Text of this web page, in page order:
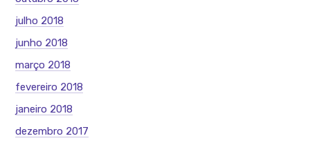
julho 2018
junho 2018
março 2018
fevereiro 2018
janeiro 2018
dezembro 2017